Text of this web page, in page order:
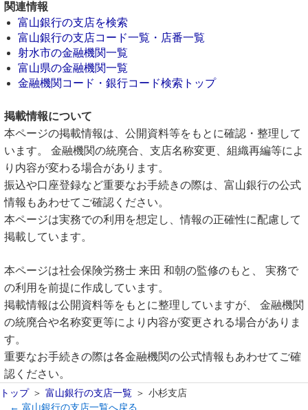
関連情報
富山銀行の支店を検索
富山銀行の支店コード一覧・店番一覧
射水市の金融機関一覧
富山県の金融機関一覧
金融機関コード・銀行コード検索トップ
掲載情報について
本ページの掲載情報は、公開資料等をもとに確認・整理して
います。 金融機関の統廃合、支店名称変更、組織再編等によ
り内容が変わる場合があります。
振込や口座登録など重要なお手続きの際は、富山銀行の公式
情報もあわせてご確認ください。
本ページは実務での利用を想定し、情報の正確性に配慮して
掲載しています。
本ページは社会保険労務士 来田 和朝の監修のもと、 実務で
の利用を前提に作成しています。
掲載情報は公開資料等をもとに整理していますが、 金融機関
の統廃合や名称変更等により内容が変更される場合がありま
す。
重要なお手続きの際は各金融機関の公式情報もあわせてご確
認ください。
トップ 富山銀行の支店一覧
小杉支店
← 富山銀行の支店一覧へ戻る